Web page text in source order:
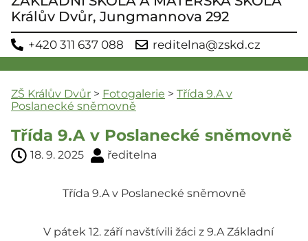
Králův Dvůr, Jungmannova 292
+420 311 637 088 reditelna@zskd.cz
ZŠ Králův Dvůr > Fotogalerie > Třída 9.A v
Poslanecké sněmovně
Třída 9.A v Poslanecké sněmovně
18. 9. 2025 ředitelna
Třída 9.A v Poslanecké sněmovně
V pátek 12. září navštívili žáci z 9.A Základní